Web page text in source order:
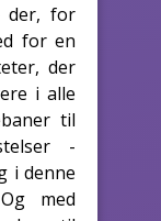
der, for
for en
der
i alle
til
-
i denne
med